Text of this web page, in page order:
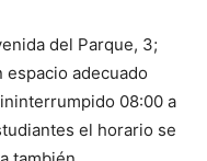
del Parque, 3;
adecuado
08:00 a
el horario se